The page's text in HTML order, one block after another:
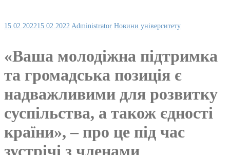
15.02.202215.02.2022 Administrator Новини університету
«Ваша молодіжна підтримка
та громадська позиція є
надважливими для розвитку
суспільства, а також єдності
країни», – про це під час
зустрічі з членами